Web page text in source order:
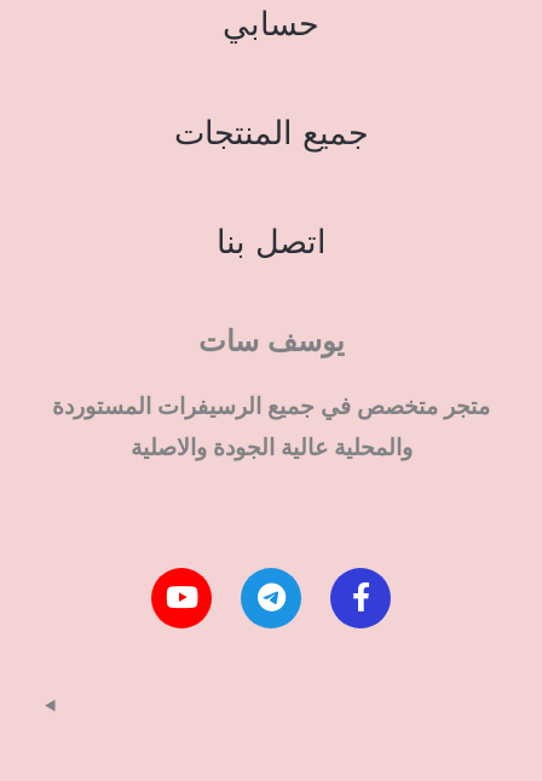
حسابي
جميع المنتجات
اتصل بنا
يوسف سات
متجر متخصص في جميع الرسيفرات المستوردة
والمحلية عالية الجودة والاصلية